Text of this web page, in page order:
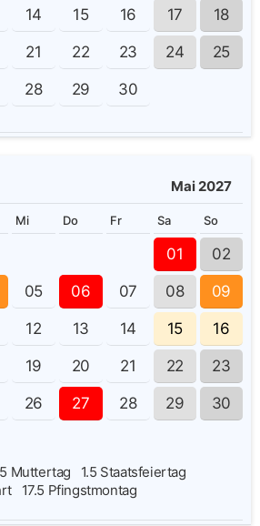
14 15 16 17 18
21 22 23 24 25
28 29 30
Mai 2027
Mi Do Fr Sa So
01 02
05 06 07 08 09
12 13 14 15 16
19 20 21 22 23
26 27 28 29 30
Muttertag 1.5 Staatsfeiertag
17.5 Pfingstmontag